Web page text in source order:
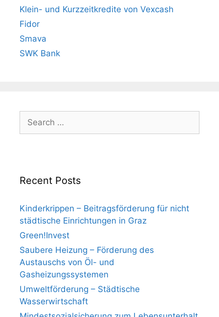
Klein- und Kurzzeitkredite von Vexcash
Fidor
Smava
SWK Bank
for:
Recent Posts
Kinderkrippen – Beitragsförderung für nicht
städtische Einrichtungen in Graz
Green!Invest
Saubere Heizung – Förderung des
Austauschs von Öl- und
Gasheizungssystemen
Umweltförderung – Städtische
Wasserwirtschaft